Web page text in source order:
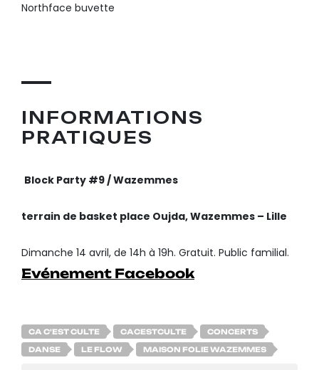
Northface buvette
▬▬▬
INFORMATIONS
PRATIQUES
Block Party #9 / Wazemmes
terrain de basket place Oujda, Wazemmes – Lille
Dimanche 14 avril, de 14h à 19h. Gratuit. Public familial.
Evénement Facebook
CA C'EST CULTE CACESTCULTE CONCERTS
DANSE LE FLOW MAISON FOLIE WAZEMMES